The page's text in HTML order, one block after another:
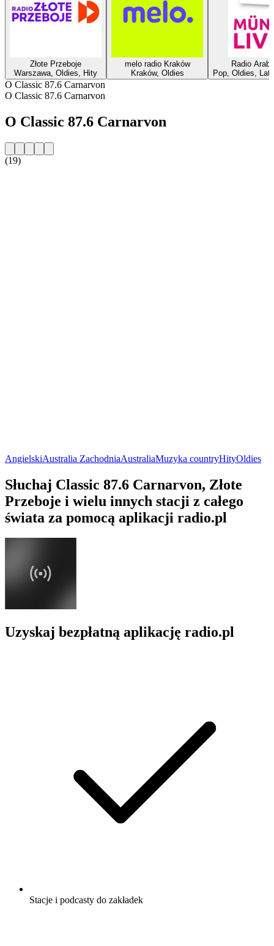
Złote Przeboje
Warszawa, Oldies, Hity
melo radio Kraków
Kraków, Oldies
Radio
Pop, Oldies,
O Classic 87.6 Carnarvon
O Classic 87.6 Carnarvon
O Classic 87.6 Carnarvon
(19)
AngielskiAustralia ZachodniaAustraliaMuzyka countryHityOldies
Słuchaj Classic 87.6 Carnarvon, Złote
Przeboje i wielu innych stacji z całego
świata za pomocą aplikacji radio.pl
Uzyskaj bezpłatną aplikację radio.pl
Stacje i podcasty do zakładek